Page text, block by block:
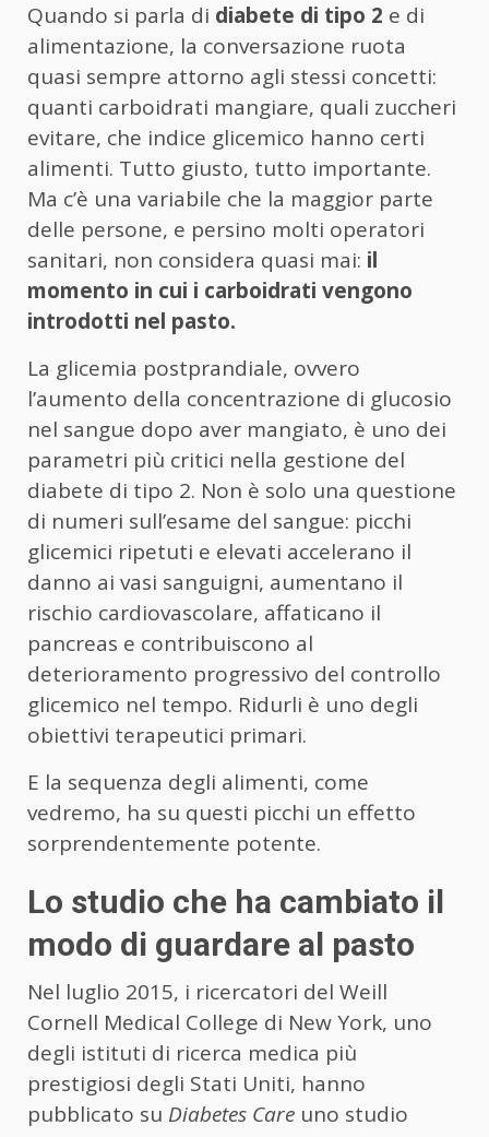
Quando si parla di diabete di tipo 2 e di
alimentazione, la conversazione ruota
quasi sempre attorno agli stessi concetti:
quanti carboidrati mangiare, quali zuccheri
evitare, che indice glicemico hanno certi
alimenti. Tutto giusto, tutto importante.
Ma c’è una variabile che la maggior parte
delle persone, e persino molti operatori
sanitari, non considera quasi mai: il
momento in cui i carboidrati vengono
introdotti nel pasto.
La glicemia postprandiale, ovvero
l’aumento della concentrazione di glucosio
nel sangue dopo aver mangiato, è uno dei
parametri più critici nella gestione del
diabete di tipo 2. Non è solo una questione
di numeri sull’esame del sangue: picchi
glicemici ripetuti e elevati accelerano il
danno ai vasi sanguigni, aumentano il
rischio cardiovascolare, affaticano il
pancreas e contribuiscono al
deterioramento progressivo del controllo
glicemico nel tempo. Ridurli è uno degli
obiettivi terapeutici primari.
E la sequenza degli alimenti, come
vedremo, ha su questi picchi un effetto
sorprendentemente potente.
Lo studio che ha cambiato il
modo di guardare al pasto
Nel luglio 2015, i ricercatori del Weill
Cornell Medical College di New York, uno
degli istituti di ricerca medica più
prestigiosi degli Stati Uniti, hanno
pubblicato su Diabetes Care uno studio